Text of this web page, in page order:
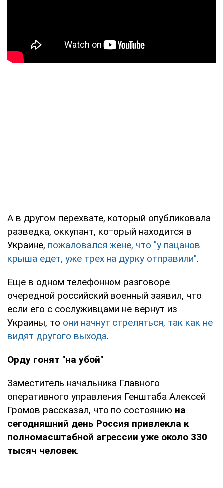
А в другом перехвате, который опубликовала
разведка, оккупант, который находится в
Украине, пожаловался жене, что "у пацанов
крыша едет, уже трех на дурку отправили".
Еще в одном телефонном разговоре
очередной российский военный заявил, что
если его с сослуживцами не вернут из
Украины, то они начнут стреляться, так как не
видят другого выхода.
Орду гонят "на убой"
Заместитель начальника Главного
оперативного управления Генштаба Алексей
Громов рассказал, что по состоянию на
сегодняшний день Россия привлекла к
полномасштабной агрессии уже около 330
тысяч человек.